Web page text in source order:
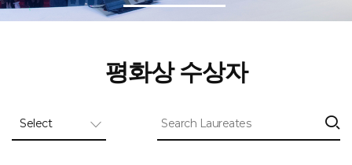
평화상 수상자
Select